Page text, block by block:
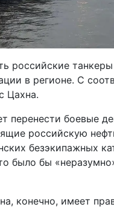
российские
в регионе. С
Цахна.
перенести боевые
российскую
безэкипажных
было бы
конечно, имеет